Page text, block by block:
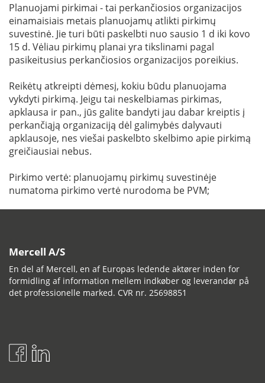
Planuojami pirkimai - tai perkančiosios organizacijos
einamaisiais metais planuojamų atlikti pirkimų
suvestinė. Jie turi būti paskelbti nuo sausio 1 d iki kovo
15 d. Vėliau pirkimų planai yra tikslinami pagal
pasikeitusius perkančiosios organizacijos poreikius.
Reikėtų atkreipti dėmesį, kokiu būdu planuojama
vykdyti pirkimą. Jeigu tai neskelbiamas pirkimas,
apklausa ir pan., jūs galite bandyti jau dabar kreiptis į
perkančiąją organizaciją dėl galimybės dalyvauti
apklausoje, nes viešai paskelbto skelbimo apie pirkimą
greičiausiai nebus.
Pirkimo vertė: planuojamų pirkimų suvestinėje
numatoma pirkimo vertė nurodoma be PVM;
Mercell A/S
En del af Mercell, en af Europas ledende aktører inden for
formidling af information mellem indkøber og leverandør på
det professionelle marked. CVR nr. 25698851